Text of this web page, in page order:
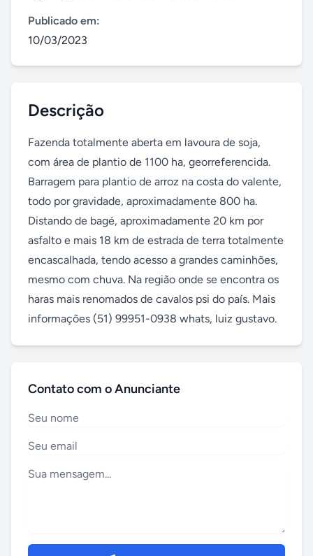
Publicado em:
10/03/2023
Descrição
Fazenda totalmente aberta em lavoura de soja,
com área de plantio de 1100 ha, georreferencida.
Barragem para plantio de arroz na costa do valente,
todo por gravidade, aproximadamente 800 ha.
Distando de bagé, aproximadamente 20 km por
asfalto e mais 18 km de estrada de terra totalmente
encascalhada, tendo acesso a grandes caminhões,
mesmo com chuva. Na região onde se encontra os
haras mais renomados de cavalos psi do país. Mais
informações (51) 99951-0938 whats, luiz gustavo.
Contato com o Anunciante